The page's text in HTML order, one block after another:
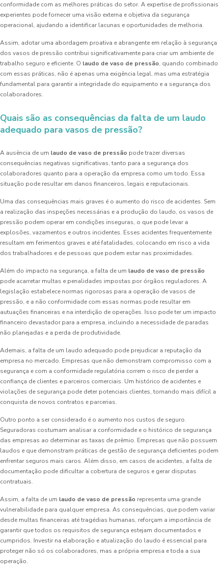
conformidade com as melhores práticas do setor. A expertise de profissionais
experientes pode fornecer uma visão externa e objetiva da segurança
operacional, ajudando a identificar lacunas e oportunidades de melhoria.
Assim, adotar uma abordagem proativa e abrangente em relação à segurança
dos vasos de pressão contribui significativamente para criar um ambiente de
trabalho seguro e eficiente. O laudo de vaso de pressão, quando combinado
com essas práticas, não é apenas uma exigência legal, mas uma estratégia
fundamental para garantir a integridade do equipamento e a segurança dos
colaboradores.
Quais são as consequências da falta de um laudo
adequado para vasos de pressão?
A ausência de um laudo de vaso de pressão pode trazer diversas
consequências negativas significativas, tanto para a segurança dos
colaboradores quanto para a operação da empresa como um todo. Essa
situação pode resultar em danos financeiros, legais e reputacionais.
Uma das consequências mais graves é o aumento do risco de acidentes. Sem
a realização das inspeções necessárias e a produção do laudo, os vasos de
pressão podem operar em condições inseguras, o que pode levar a
explosões, vazamentos e outros incidentes. Esses acidentes frequentemente
resultam em ferimentos graves e até fatalidades, colocando em risco a vida
dos trabalhadores e de pessoas que podem estar nas proximidades.
Além do impacto na segurança, a falta de um laudo de vaso de pressão
pode acarretar multas e penalidades impostas por órgãos reguladores. A
legislação estabelece normas rigorosas para a operação de vasos de
pressão, e a não conformidade com essas normas pode resultar em
autuações financeiras e na interdição de operações. Isso pode ter um impacto
financeiro devastador para a empresa, incluindo a necessidade de paradas
não planejadas e a perda de produtividade.
Ademais, a falta de um laudo adequado pode prejudicar a reputação da
empresa no mercado. Empresas que não demonstram compromisso com a
segurança e com a conformidade regulatória correm o risco de perder a
confiança de clientes e parceiros comerciais. Um histórico de acidentes e
violações de segurança pode deter potenciais clientes, tornando mais difícil a
conquista de novos contratos e parcerias.
Outro ponto a ser considerado é o aumento nos custos de seguro.
Seguradoras costumam analisar a conformidade e o histórico de segurança
das empresas ao determinar as taxas de prêmio. Empresas que não possuem
laudos e que demonstram práticas de gestão de segurança deficientes podem
enfrentar seguros mais caros. Além disso, em casos de acidentes, a falta de
documentação pode dificultar a cobertura de seguros e gerar disputas
contratuais.
Assim, a falta de um laudo de vaso de pressão representa uma grande
vulnerabilidade para qualquer empresa. As consequências, que podem variar
desde multas financeiras até tragédias humanas, reforçam a importância de
garantir que todos os requisitos de segurança estejam documentados e
cumpridos. Investir na elaboração e atualização do laudo é essencial para
proteger não só os colaboradores, mas a própria empresa e toda a sua
operação.